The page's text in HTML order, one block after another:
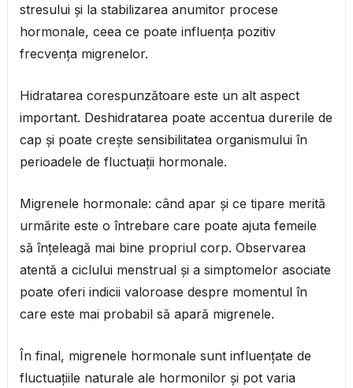
stresului și la stabilizarea anumitor procese
hormonale, ceea ce poate influența pozitiv
frecvența migrenelor.
Hidratarea corespunzătoare este un alt aspect
important. Deshidratarea poate accentua durerile de
cap și poate crește sensibilitatea organismului în
perioadele de fluctuații hormonale.
Migrenele hormonale: când apar și ce tipare merită
urmărite este o întrebare care poate ajuta femeile
să înțeleagă mai bine propriul corp. Observarea
atentă a ciclului menstrual și a simptomelor asociate
poate oferi indicii valoroase despre momentul în
care este mai probabil să apară migrenele.
În final, migrenele hormonale sunt influențate de
fluctuațiile naturale ale hormonilor și pot varia